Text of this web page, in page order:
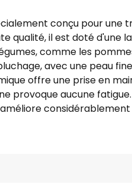
conçu pour une
qualité, il est doté d'une
comme les
avec une peau
offre une prise en
provoque aucune